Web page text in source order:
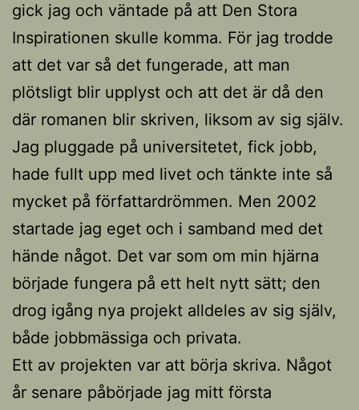
gick jag och väntade på att Den Stora
Inspirationen skulle komma. För jag trodde
att det var så det fungerade, att man
plötsligt blir upplyst och att det är då den
där romanen blir skriven, liksom av sig själv.
Jag pluggade på universitetet, fick jobb,
hade fullt upp med livet och tänkte inte så
mycket på författardrömmen. Men 2002
startade jag eget och i samband med det
hände något. Det var som om min hjärna
började fungera på ett helt nytt sätt; den
drog igång nya projekt alldeles av sig själv,
både jobbmässiga och privata.
Ett av projekten var att börja skriva. Något
år senare påbörjade jag mitt första